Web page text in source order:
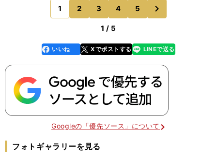
ているとき、楽しいなと思う瞬間はあ
1 2 3 4 5
のページへ
1 / 5
faceboo
k
いいね Xでポストする
line LINEで送る
Googleの「優先ソース」について
フォトギャラリーを見る